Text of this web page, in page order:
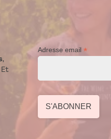
,
Adresse email *